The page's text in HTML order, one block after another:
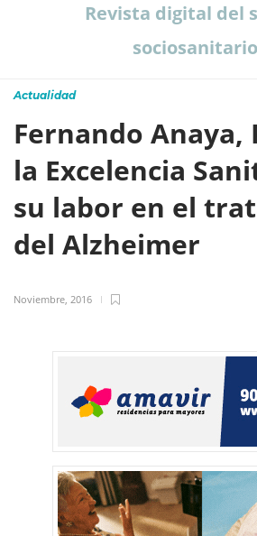
Revista digital del
sociosanitario
Actualidad
Fernando Anaya,
la Excelencia
su labor en el
del Alzheimer
Noviembre, 2016